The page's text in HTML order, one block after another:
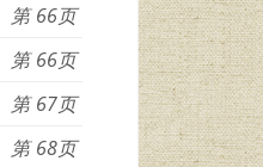
66
66
67
68